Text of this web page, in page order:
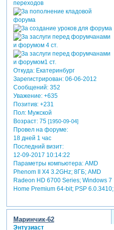
Откуда:Екатеринбург
Зарегистрирован: 06-06-2012
Сообщений:352
Уважение: +635
Позитив: +231
Пол:Мужской
Возраст:75 [1950-09-04]
Провел на форуме:
18 дней 1 час
Последний визит:
12-09-2017 10:14:22
Параметры компьютера:AMD
Phenom II X4 3.2GHz; 8ГБ; AMD
Radeon HD 6700 Series; Windows 7
Home Premium 64-bit; PSP 6.0.3410;
Маринчик-62
Энтузиаст